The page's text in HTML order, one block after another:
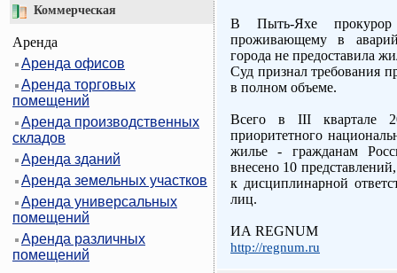
Коммерческая
Аренда
Аренда офисов
Аренда торговых
помещений
Аренда производственных
складов
Аренда зданий
Аренда земельных участков
Аренда универсальных
помещений
Аренда различных
помещений
В Пыть-Яхе
проживающему в
города не предоставила
Суд признал требования
в полном объеме.
Всего в III квартале
приоритетного
жилье - гражданам
внесено 10
к дисциплинарной
лиц.
ИА REGNUM
http://regnum.ru